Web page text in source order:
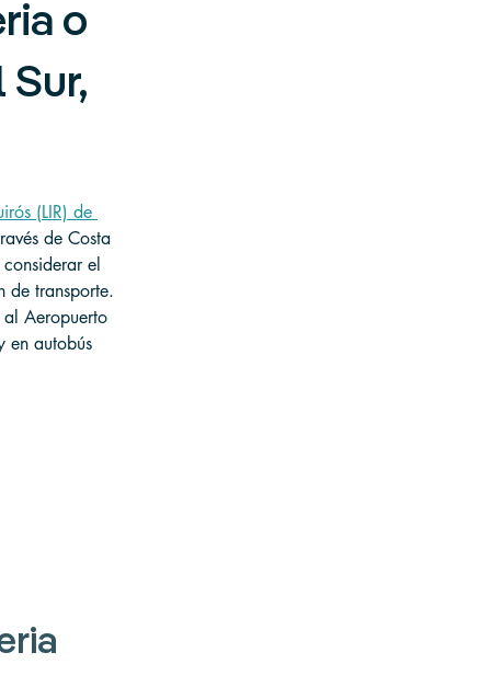
o
Sur,
(LIR) de
de Costa
el
de transporte.
al Aeropuerto
en autobús